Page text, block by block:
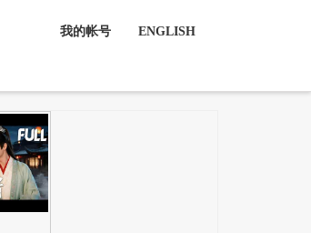
我的帐号 ENGLISH